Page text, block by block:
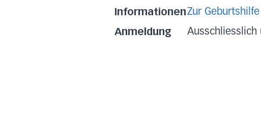
InformationenZur
Anmeldung Ausschliesslich